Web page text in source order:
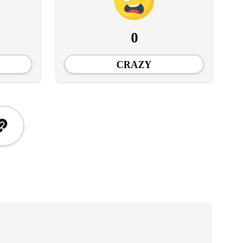
0
CRAZY